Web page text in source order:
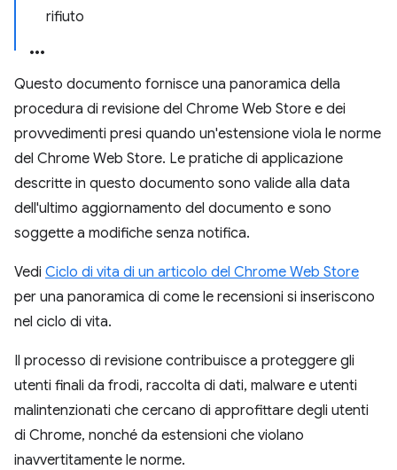
rifiuto
Questo documento fornisce una panoramica della
procedura di revisione del Chrome Web Store e dei
provvedimenti presi quando un'estensione viola le norme
del Chrome Web Store. Le pratiche di applicazione
descritte in questo documento sono valide alla data
dell'ultimo aggiornamento del documento e sono
soggette a modifiche senza notifica.
Vedi Ciclo di vita di un articolo del Chrome Web Store
per una panoramica di come le recensioni si inseriscono
nel ciclo di vita.
Il processo di revisione contribuisce a proteggere gli
utenti finali da frodi, raccolta di dati, malware e utenti
malintenzionati che cercano di approfittare degli utenti
di Chrome, nonché da estensioni che violano
inavvertitamente le norme.